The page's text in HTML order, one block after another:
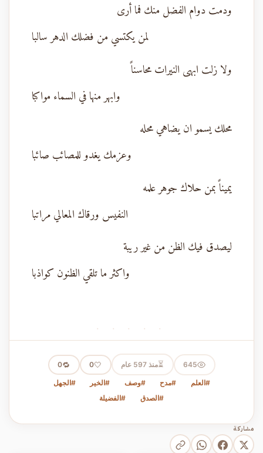
ودمت دوام الفضل منك فما أرى
لمن يكتسي من فضلك الدهر سالبا
ولا زلت ابهى النيرات محاسناً
وابهر منها في السماء مواكبا
محلك يسمو ان يضاهي محله
وعزمك يغدو للمصائب صائبا
يميناً بمن حلاك جوهر علمه
النفيس ورقاك المعالي مراتبا
ليصدق فيك الظن من غير ريبة
واكثر ما تلقي الظنون كواذبا
· · · · ·
645
⏳منذ 597 عام 🤍
0
🔁
0
#العلم #مدح #وصف #الخير
#الجهل
#الصدق
#الفضيلة
مشاركة